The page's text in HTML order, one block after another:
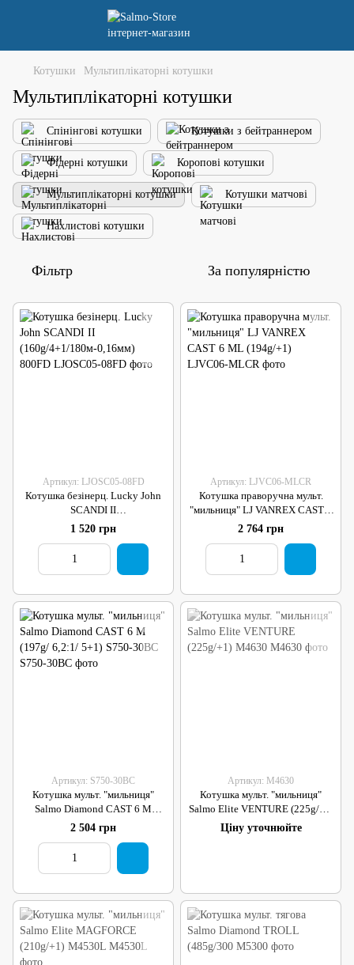
Котушки Мультиплікаторні котушки
Мультиплікаторні котушки
Спінінгові котушки Котушки з бейтраннером
Фідерні котушки Коропові котушки
Мультиплікаторні котушки Котушки матчові
Нахлистові котушки
Фільтр За популярністю
Артикул: LJOSC05-08FD
Котушка безінерц. Lucky John
SCANDI II
(160g/4+1/180м-0,16мм) 800FD
1 520 грн
Артикул: LJVC06-MLCR
Котушка праворучна мульт.
"мильниця" LJ VANREX CAST 6
ML (194g/+1)
2 764 грн
Артикул: S750-30BC
Котушка мульт. "мильниця"
Salmo Diamond CAST 6 M
(197g/ 6,2:1/ 5+1) S750-30BC
2 504 грн
Артикул: M4630
Котушка мульт. "мильниця"
Salmo Elite VENTURE (225g/+1)
M4630
Ціну уточнюйте